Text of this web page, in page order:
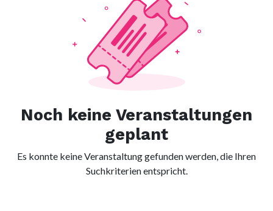
Noch keine Veranstaltungen
geplant
Es konnte keine Veranstaltung gefunden werden, die Ihren
Suchkriterien entspricht.